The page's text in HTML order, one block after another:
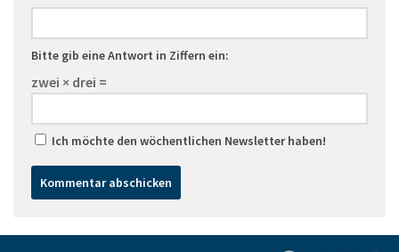
Bitte gib eine Antwort in Ziffern ein:
zwei × drei =
Ich möchte den wöchentlichen Newsletter haben!